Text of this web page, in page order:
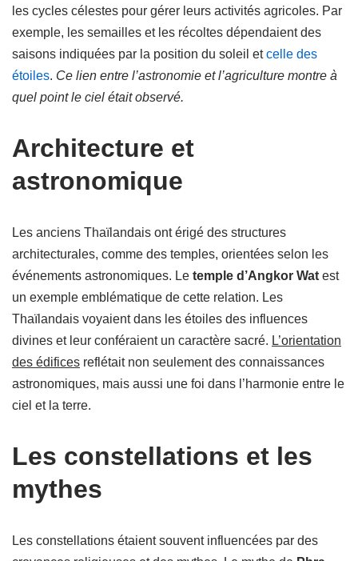
les cycles célestes pour gérer leurs activités agricoles. Par
exemple, les semailles et les récoltes dépendaient des
saisons indiquées par la position du soleil etcelle des
étoiles. Ce lien entre l’astronomie et l’agriculture montre à
quel point le ciel était observé.
Architecture et
astronomique
Les anciens Thaïlandais ont érigé des structures
architecturales, comme des temples, orientées selon les
événements astronomiques. Le temple d’Angkor Wat est
un exemple emblématique de cette relation. Les
Thaïlandais voyaient dans les étoiles des influences
divines et leur conféraient un caractère sacré. L’orientation
des édifices reflétait non seulement des connaissances
astronomiques, mais aussi une foi dans l’harmonie entre le
ciel et la terre.
Les constellations et les
mythes
Les constellations étaient souvent influencées par des